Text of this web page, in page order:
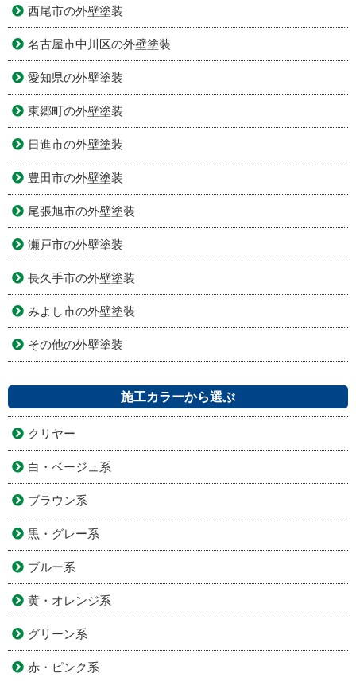
西尾市の外壁塗装
名古屋市中川区の外壁塗装
愛知県の外壁塗装
東郷町の外壁塗装
日進市の外壁塗装
豊田市の外壁塗装
尾張旭市の外壁塗装
瀬戸市の外壁塗装
長久手市の外壁塗装
みよし市の外壁塗装
その他の外壁塗装
施工カラーから選ぶ
クリヤー
白・ベージュ系
ブラウン系
黒・グレー系
ブルー系
黄・オレンジ系
グリーン系
赤・ピンク系